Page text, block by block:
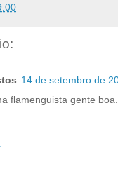
14 de setembro de
flamenguista gente